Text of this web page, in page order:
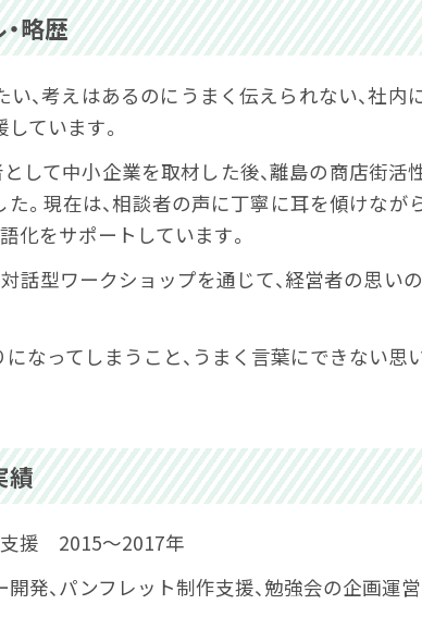
略歴
、考えはあるのにうまく伝えられない、社内
ています。
して中小企業を取材した後、離島の商店街
。現在は、相談者の声に丁寧に耳を傾けなが
化をサポートしています。
話型ワークショップを通じて、経営者の思
なってしまうこと、うまく言葉にできない思
績
支援 2015〜2017年
発、パンフレット制作支援、勉強会の企画運